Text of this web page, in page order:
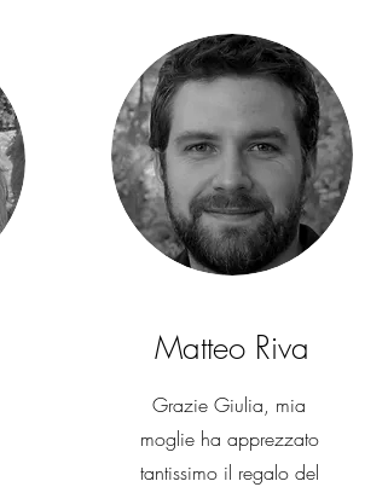
Matteo Riva
Grazie Giulia, mia
moglie ha apprezzato
tantissimo il regalo del